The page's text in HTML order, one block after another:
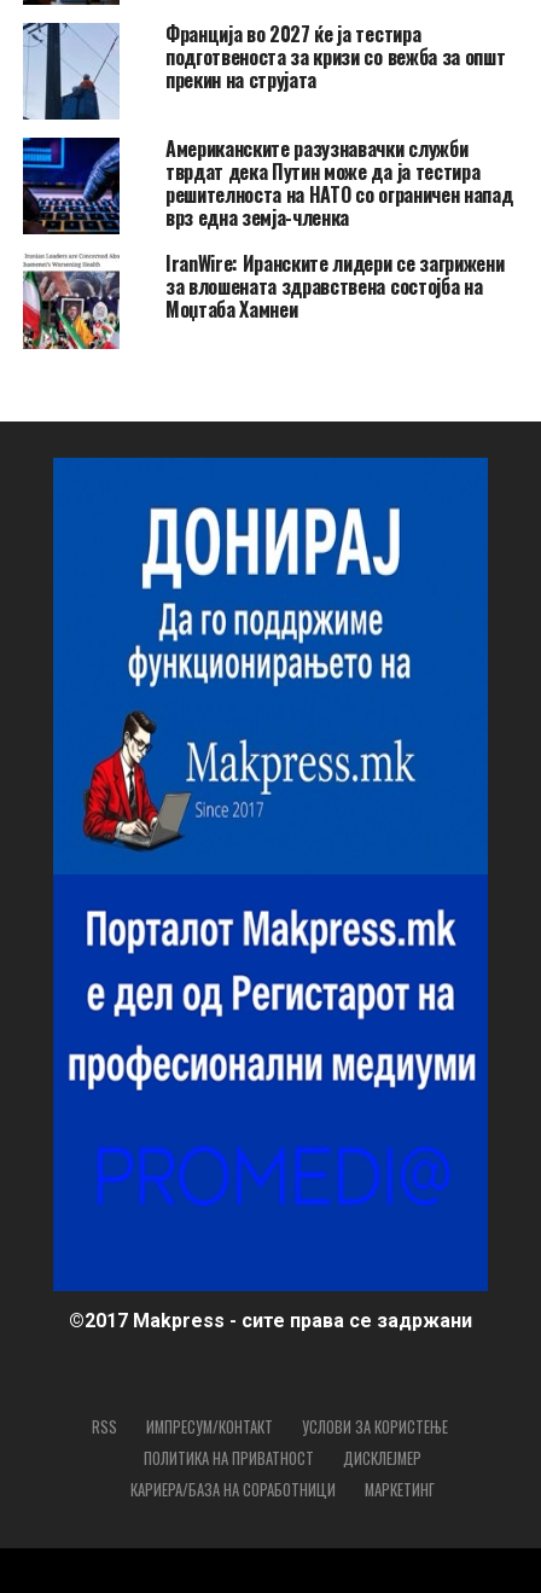
Франција во 2027 ќе ја тестира
подготвеноста за кризи со вежба за општ
прекин на струјата
Американските разузнавачки служби
тврдат дека Путин може да ја тестира
решителноста на НАТО со ограничен напад
врз една земја-членка
IranWire: Иранските лидери се загрижени
за влошената здравствена состојба на
Моџтаба Хамнеи
©2017 Makpress - сите права се задржани
RSS ИМПРЕСУМ/КОНТАКТ
УСЛОВИ ЗА КОРИСТЕЊЕ
ПОЛИТИКА НА ПРИВАТНОСТ
ДИСКЛЕЈМЕР
КАРИЕРА/БАЗА НА СОРАБОТНИЦИ
МАРКЕТИНГ